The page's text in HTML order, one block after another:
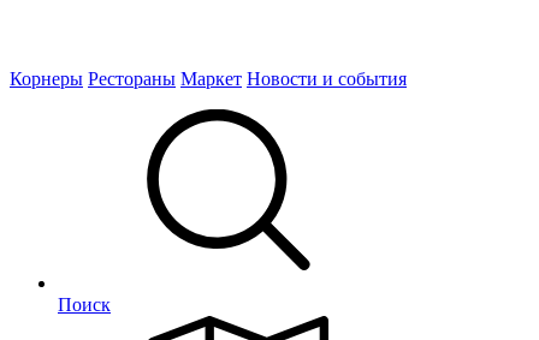
Корнеры Рестораны Маркет Новости и события
Поиск